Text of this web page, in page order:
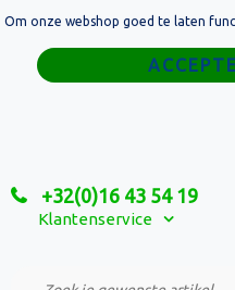
+32(0)16 43 54 19
Klantenservice
Home
Relatiegeschenken
Om onze webshop goed te laten